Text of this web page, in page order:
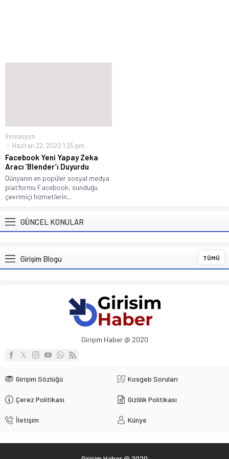
İnovasyon
Haziran 22, 2020 1:25 pm
Facebook Yeni Yapay Zeka
Aracı ‘Blender’ı Duyurdu
Dünyanın en popüler sosyal medya
platformu Facebook, sunduğu
çevrimiçi hizmetlerin...
GÜNCEL KONULAR
Girişim Blogu TÜMÜ
Girişim Haber @ 2020
Girişim Sözlüğü Kosgeb Soruları
Çerez Politikası Gizlilik Politikası
İletişim Künye